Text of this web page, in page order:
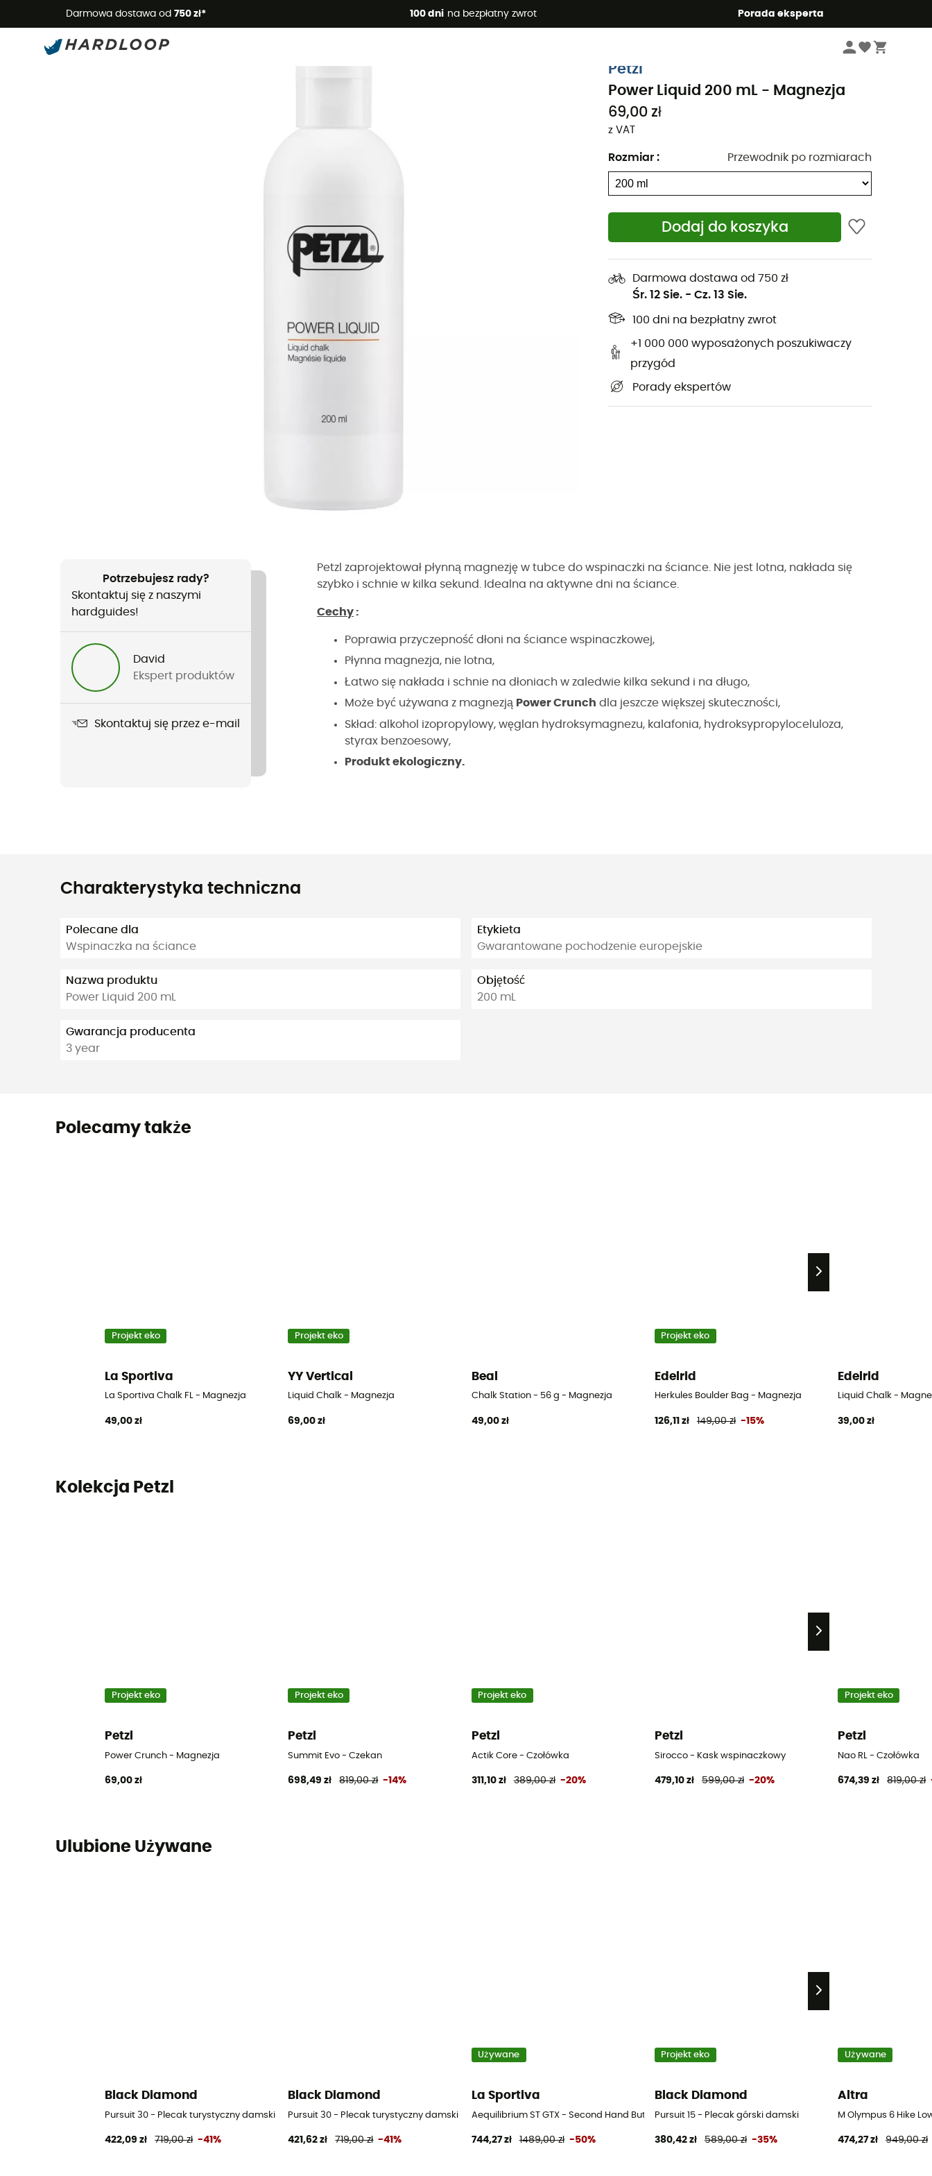
Darmowa dostawa od 750 zł* 100 dni na bezpłatny zwrot Porada eksperta
Letnie promocje 🔥 -5% DODATKOWO przy zakupie 2 produktów*, kod Summer5
Akcesoria wspinaczkowe
Petzl
Power Liquid 200 mL - Magnezja
69,00 zł
z VAT
Rozmiar : Przewodnik po rozmiarach
Dodaj do koszyka
Darmowa dostawa od 750 zł
Śr. 12 Sie. - Cz. 13 Sie.
100 dni na bezpłatny zwrot
+1 000 000 wyposażonych poszukiwaczy
przygód
Porady ekspertów
Potrzebujesz rady?
Skontaktuj się z naszymi
hardguides!
David
Ekspert produktów
Skontaktuj się przez e-mail
Petzl zaprojektował płynną magnezję w tubce do wspinaczki na ściance. Nie jest lotna, nakłada się
szybko i schnie w kilka sekund. Idealna na aktywne dni na ściance.
Cechy:
Poprawia przyczepność dłoni na ściance wspinaczkowej,
Płynna magnezja, nie lotna,
Łatwo się nakłada i schnie na dłoniach w zaledwie kilka sekund i na długo,
Może być używana z magnezją Power Crunch dla jeszcze większej skuteczności,
Skład: alkohol izopropylowy, węglan hydroksymagnezu, kalafonia, hydroksypropyloceluloza,
styrax benzoesowy,
Produkt ekologiczny.
Charakterystyka techniczna
Polecane dla
Wspinaczka na ściance
Nazwa produktu
Power Liquid 200 mL
Gwarancja producenta
3 year
Etykieta
Gwarantowane pochodzenie europejskie
Objętość
200 mL
Polecamy także
Projekt eko
La Sportiva
La Sportiva Chalk FL - Magnezja
49,00 zł
Projekt eko
YY Vertical
Liquid Chalk - Magnezja
69,00 zł
Beal
Chalk Station - 56 g - Magnezja
49,00 zł
Projekt eko
Edelrid
Herkules Boulder Bag - Magnezja
126,11 zł 149,00 zł -15%
Edelrid
Liquid Chalk -
39,00 zł
Kolekcja Petzl
Projekt eko
Petzl
Power Crunch - Magnezja
69,00 zł
Projekt eko
Petzl
Summit Evo - Czekan
698,49 zł 819,00 zł -14%
Projekt eko
Petzl
Actik Core - Czołówka
311,10 zł 389,00 zł -20%
Petzl
Sirocco - Kask wspinaczkowy
479,10 zł 599,00 zł -20%
Projekt eko
Petzl
Nao RL - Czołówka
674,39 zł 819,00 zł
Ulubione Używane
Black Diamond
Pursuit 30 - Plecak turystyczny damski
422,09 zł 719,00 zł -41%
Black Diamond
Pursuit 30 - Plecak turystyczny damski
421,62 zł 719,00 zł -41%
Używane
La Sportiva
Aequilibrium ST GTX - Second Hand Buty górskie meskie - Czarny - 43.5
744,27 zł 1489,00 zł -50%
Projekt eko
Black Diamond
Pursuit 15 - Plecak górski damski
380,42 zł 589,00 zł -35%
Używane
Altra
M Olympus 6 Hike
474,27 zł 949,00 zł